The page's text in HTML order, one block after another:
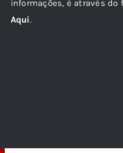
informações, é através
Aqui.